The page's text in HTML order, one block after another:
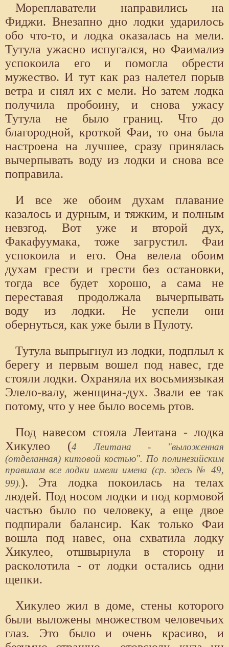
Мореплаватели направились на
Фиджи. Внезапно дно лодки ударилось
обо что-то, и лодка оказалась на мели.
Тутула ужасно испугался, но Фаималиэ
успокоила его и помогла обрести
мужество. И тут как раз налетел порыв
ветра и снял их с мели. Но затем лодка
получила пробоину, и снова ужасу
Тутула не было границ. Что до
благородной, кроткой Фаи, то она была
настроена на лучшее, сразу принялась
вычерпывать воду из лодки и снова все
поправила.
И все же обоим духам плавание
казалось и дурным, и тяжким, и полным
невзгод. Вот уже и второй дух,
Факафуумака, тоже загрустил. Фаи
успокоила и его. Она велела обоим
духам грести и грести без остановки,
тогда все будет хорошо, а сама не
переставая продолжала вычерпывать
воду из лодки. Не успели они
обернуться, как уже были в Пулоту.
Тутула выпрыгнул из лодки, подплыл к
берегу и первым вошел под навес, где
стояли лодки. Охраняла их восьмиязыкая
Элело-валу, женщина-дух. Звали ее так
потому, что у нее было восемь ртов.
Под навесом стояла Леитана - лодка
Хикулео (4 Леитана - "выложенная
(отделанная) китовой костью". По полинезийским
правилам все лодки имели имена (ср. здесь № 49,
99).). Эта лодка покоилась на телах
людей. Под носом лодки и под кормовой
частью было по человеку, а еще двое
подпирали балансир. Как только Фаи
вошла под навес, она схватила лодку
Хикулео, отшвырнула в сторону и
расколотила - от лодки остались одни
щепки.
Хикулео жил в доме, стены которого
были выложены множеством человечьих
глаз. Это было и очень красиво, и